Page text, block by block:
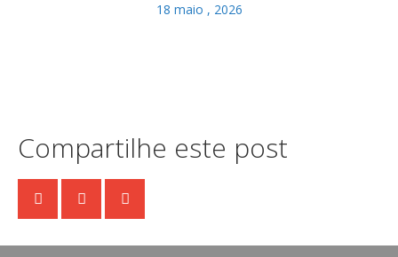
18 maio , 2026
Compartilhe este post